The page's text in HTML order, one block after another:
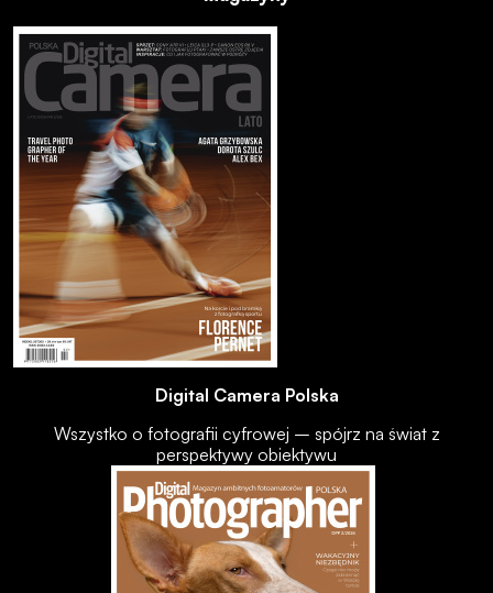
Digital Camera Polska
Wszystko o fotografii cyfrowej – spójrz na świat z
perspektywy obiektywu